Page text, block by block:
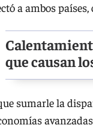
a ambos
que causan
sumarle la